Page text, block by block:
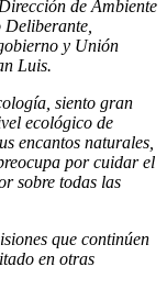
de Ambiente
y Unión
Luis.
siento gran
ecológico de
encantos naturales,
por cuidar el
sobre todas las
que continúen
en otras